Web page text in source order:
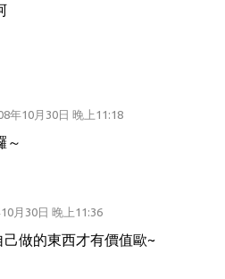
年10月30日 晚上11:18
～
月30日 晚上11:36
己做的東西才有價值歐~